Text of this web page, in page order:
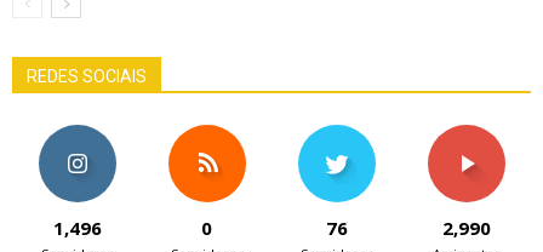
REDES SOCIAIS
1,496 0 76 2,990